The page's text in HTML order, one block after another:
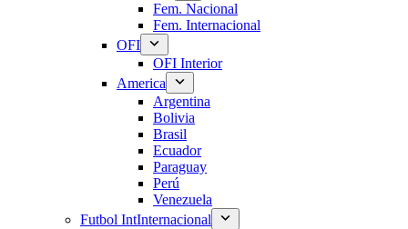
Fem. Nacional
Fem. Internacional
OFI
OFI Interior
America
Argentina
Bolivia
Brasil
Ecuador
Paraguay
Perú
Venezuela
Futbol IntInternacional